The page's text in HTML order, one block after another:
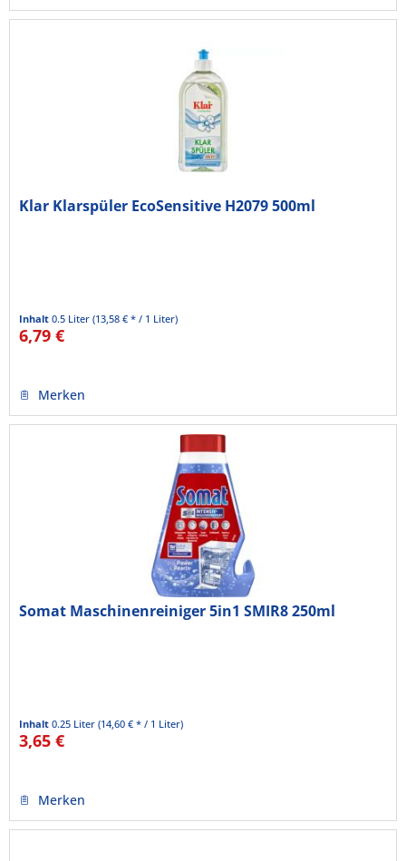
Klar Klarspüler EcoSensitive H2079 500ml
Inhalt0.5 Liter(13,58 € * / 1 Liter)
6,79 €
Merken
Somat Maschinenreiniger 5in1 SMIR8 250ml
Inhalt0.25 Liter(14,60 € * / 1 Liter)
3,65 €
Merken